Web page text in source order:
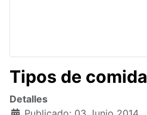
Tipos de comida
Detalles